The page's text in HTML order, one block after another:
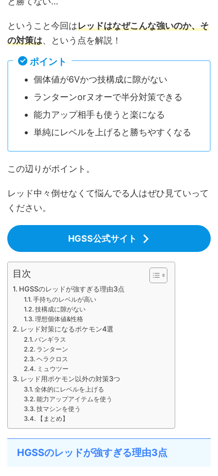
ということ今回はレッドはなぜこんな強いのか、そ
の対策は、という点を解説！
ポイント
個体値が6Vかつ技構成に隙がない
ランターンorヌオーで半分対策できる
能力アップ相手も使うと楽になる
単純にレベルを上げると勝ちやすくなる
この辺りがポイント。
レッド中々倒せなくて悩んでる人はぜひ見ていって
ください。
HGSS公式サイト
目次
HGSSのレッドが強すぎる理由3点
手持ちのレベルが高い
技構成に隙がない
理想個体値&性格
レッド対策になるポケモン4選
バンギラス
ランターン
ヘラクロス
ミュウツー
レッド用ポケモン以外の対策3つ
全体的にレベルを上げる
能力アップアイテムを使う
技マシンを使う
【まとめ】
HGSSのレッドが強すぎる理由3点